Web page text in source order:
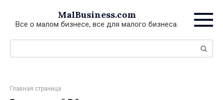
контенту
MalBusiness.com
Все о малом бизнесе, все для малого бизнеса.
Поиск:
Главная страница